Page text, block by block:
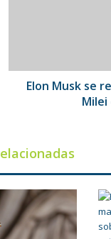
Milei
Elon Musk se